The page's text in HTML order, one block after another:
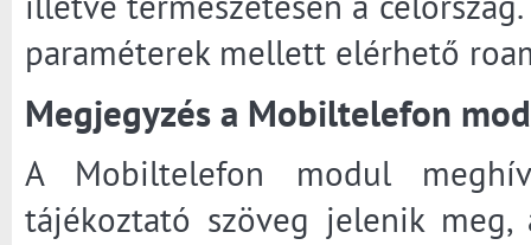
paraméterek mellett elérhető
Megjegyzés a Mobiltelefon
A Mobiltelefon modul
tájékoztató szöveg jelenik